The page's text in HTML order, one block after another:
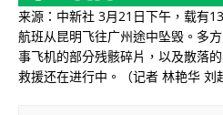
来源：中新社 3月21日下午，载有
航班从昆明飞往广州途中坠毁。多
事飞机的部分残骸碎片，以及散落
救援还在进行中。（记者 林艳华 刘